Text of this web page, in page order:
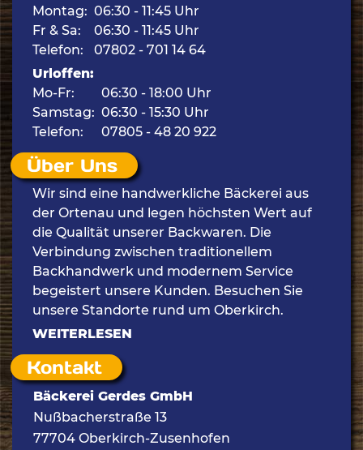
Montag:
Fr & Sa:
Telefon:
06:30 - 11:45 Uhr
06:30 - 11:45 Uhr
07802 - 701 14 64
Urloffen:
Mo-Fr:
Samstag:
Telefon:
06:30 - 18:00 Uhr
06:30 - 15:30 Uhr
07805 - 48 20 922
Über Uns
Wir sind eine handwerkliche Bäckerei aus
der Ortenau und legen höchsten Wert auf
die Qualität unserer Backwaren. Die
Verbindung zwischen traditionellem
Backhandwerk und modernem Service
begeistert unsere Kunden. Besuchen Sie
unsere Standorte rund um Oberkirch.
WEITERLESEN
Kontakt
Bäckerei Gerdes GmbH
Nußbacherstraße 13
77704 Oberkirch-Zusenhofen